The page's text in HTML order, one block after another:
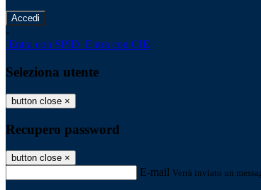
-
Entra con SPID Entra con CIE
Seleziona utente
button close ×
Recupero password
button close ×
E-mail Verrà inviato un